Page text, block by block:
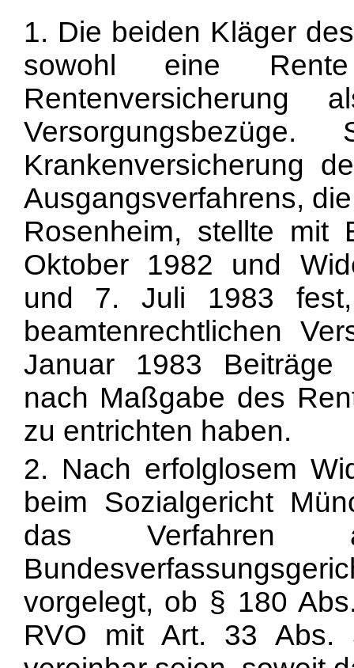
1. Die beiden Kläger
sowohl eine
Rentenversicherung
Krankenversicherung
Ausgangsverfahrens,
Rosenheim, stellte mit
Oktober 1982 und
und 7. Juli 1983
beamtenrechtlichen
Januar 1983 Beiträge
nach Maßgabe des
zu entrichten haben.
2. Nach erfolglosem
beim Sozialgericht
das Verfahren
vorgelegt, ob § 180
RVO mit Art. 33